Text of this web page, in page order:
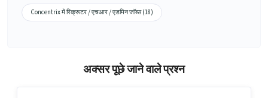
Concentrix में रिक्रूटर / एचआर / एडमिन जॉब्स (18)
अक्सर पूछे जाने वाले प्रश्न